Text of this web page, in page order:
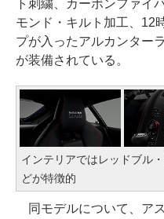
ト刺繍、カーボンファイ
モンド・キルト加工、12
プが入ったアルカンター
が装備されている。
インテリアではレッドブル
どが特徴的
同モデルについて、ア